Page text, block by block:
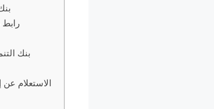
بنك
الاستعلام